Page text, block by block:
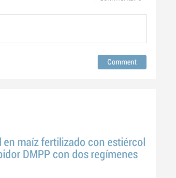
maíz fertilizado con estiércol
DMPP con dos regímenes